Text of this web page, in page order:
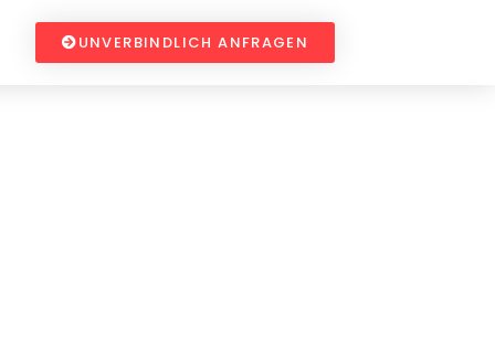
UNVERBINDLICH ANFRAGEN